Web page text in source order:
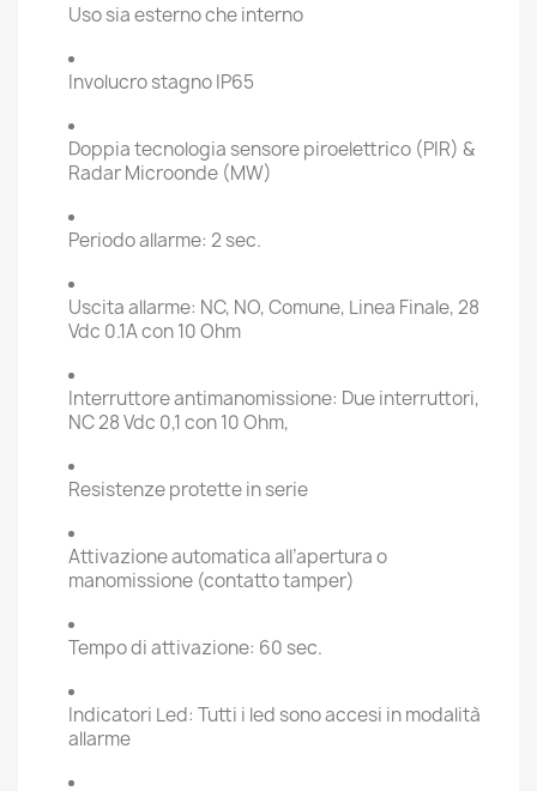
Uso sia esterno che interno
Involucro stagno IP65
Doppia tecnologia sensore piroelettrico (PIR) &
Radar Microonde (MW)
Periodo allarme: 2 sec.
Uscita allarme: NC, NO, Comune, Linea Finale, 28
Vdc 0.1A con 10 Ohm
Interruttore antimanomissione: Due interruttori,
NC 28 Vdc 0,1 con 10 Ohm,
Resistenze protette in serie
Attivazione automatica all’apertura o
manomissione (contatto tamper)
Tempo di attivazione: 60 sec.
Indicatori Led: Tutti i led sono accesi in modalità
allarme